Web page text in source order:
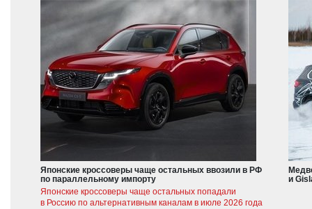
Японские кроссоверы чаще остальных ввозили в РФ
по параллельному импорту
Японские кроссоверы чаще остальных попадали
в Россию по альтернативным каналам в июле 2026 года
и